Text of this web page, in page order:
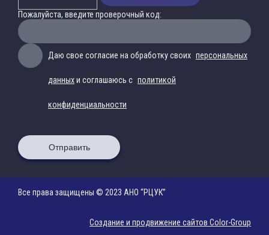
Пожалуйста, введите проверочный код:
Даю свое согласие на обработку своих персональных
данныхи соглашаюсь с политикой
конфиденциальности
Отправить
Все права защищены © 2023 АНО “РЦУК”
Создание и продвижение сайтов Color-Group